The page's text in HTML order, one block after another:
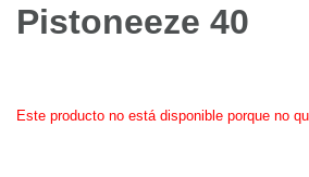
Pistoneeze 40
Este producto no está disponible porque no